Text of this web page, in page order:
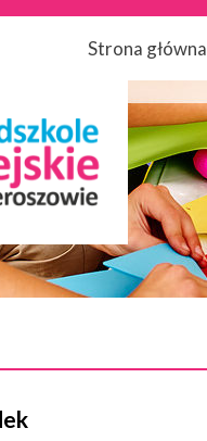
Strona główna